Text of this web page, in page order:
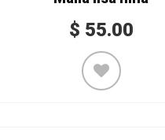
$ 55.00